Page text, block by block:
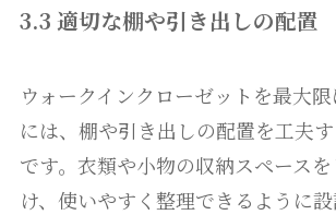
3.3 適切な棚や引き出しの配置
ウォークインクローゼットを最大
には、棚や引き出しの配置を工夫
です。衣類や小物の収納スペース
け、使いやすく整理できるように